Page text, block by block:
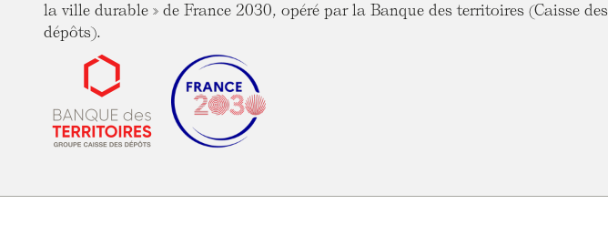
la ville durable » de France 2030, opéré par la Banque des territoires (Caisse des
dépôts).